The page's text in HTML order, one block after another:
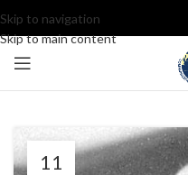
Skip to navigation
Skip to main content
11